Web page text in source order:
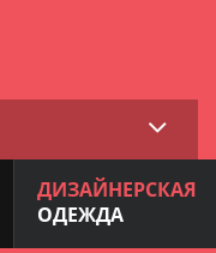
ДИЗАЙНЕРСКАЯ
ОДЕЖДА